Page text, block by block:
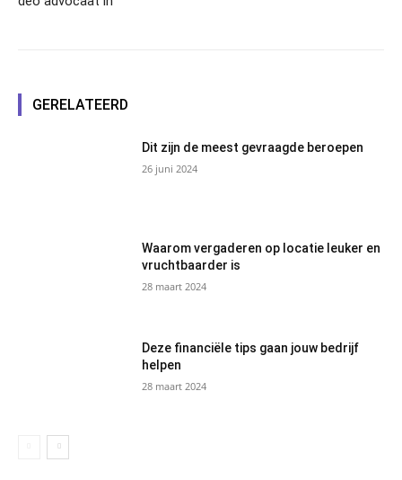
GERELATEERD
Dit zijn de meest gevraagde beroepen
26 juni 2024
Waarom vergaderen op locatie leuker en
vruchtbaarder is
28 maart 2024
Deze financiële tips gaan jouw bedrijf
helpen
28 maart 2024